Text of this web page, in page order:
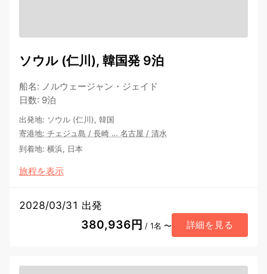
ソウル (仁川), 韓国発 9泊
船名: ノルウェージャン・ジェイド
日数: 9泊
出発地: ソウル (仁川), 韓国
寄港地: チェジュ島 / 長崎 … 名古屋 / 清水
到着地: 横浜, 日本
旅程を表示
2028/03/31 出発
380,936円 / 1名 〜 詳細を見る